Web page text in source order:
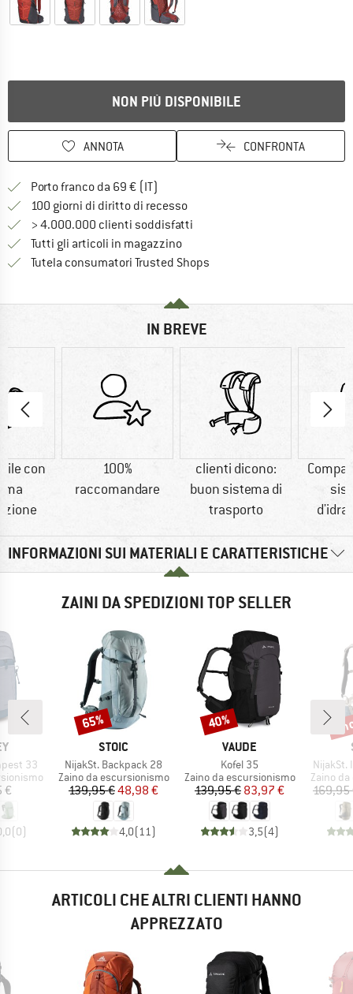
NON PIÙ DISPONIBILE
ANNOTA CONFRONTA
Porto franco da 69 € (IT)
100 giorni di diritto di recessoVai alla politica di recesso qui
> 4.000.000 clienti soddisfatti
Tutti gli articoli in magazzino
Tutela consumatori Trusted Shops
IN BREVE
con
100%
raccomandare
clienti dicono:
buon sistema di
trasporto
INFORMAZIONI SUI MATERIALI E CARATTERISTICHE
ZAINI DA SPEDIZIONI TOP SELLER
33
€
(0)
MARCHIO
STOIC
Articolo
NijakSt. Backpack 28
Gruppo di prodotti
Zaino da escursionismo
Prezzo
139,95 €Prezzo ridotto
48,98 €
4,0(11 )
Sconto
65%
MARCHIO
VAUDE
Articolo
Kofel 35
Gruppo di prodotti
Zaino da escursionismo
Prezzo
139,95 €Prezzo ridotto
83,97 €
3,5(4)
Sconto
40%
Articolo
NijakSt.
Gruppo
Zaino
169,95
ARTICOLI CHE ALTRI CLIENTI HANNO
APPREZZATO